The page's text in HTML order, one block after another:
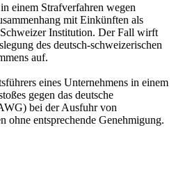
einem Strafverfahren wegen
mit Einkünften als
Institution. Der Fall wirft
des deutsch-schweizerischen
auf.
eines Unternehmens in einem
gegen das deutsche
bei der Ausfuhr von
ohne entsprechende Genehmigung.